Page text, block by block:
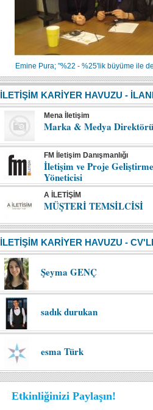
Emine Pura; "%22 - %25'lik büyüme ile
İLETİŞİM KARİYER HAVUZU -
Mena İletişim
Marka & Medya Direktörü
FM İletişim Danışmanlığı
İletişim ve Proje
Yöneticisi
A İLETİŞİM
MÜŞTERİ TEMSİLCİSİ
İLETİŞİM KARİYER HAVUZU -
Şeyma GENÇ
sadık durukan
esma Türk
Etkinliğinizi Paylaşın!